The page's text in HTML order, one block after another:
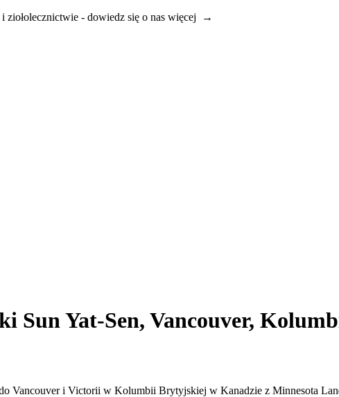
ziołolecznictwie - dowiedz się o nas więcej →
Sun Yat-Sen, Vancouver,
Vancouver i Victorii w Kolumbii Brytyjskiej w Kanadzie z Minnesota